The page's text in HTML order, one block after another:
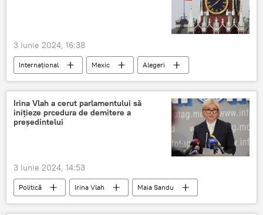
3 Iunie 2024, 16:38
Internațional Mexic
Alegeri
Rusia
Irina Vlah a cerut parlamentului să
inițieze prcedura de demitere a
președintelui
3 Iunie 2024, 14:53
Politică Irina Vlah Maia Sandu